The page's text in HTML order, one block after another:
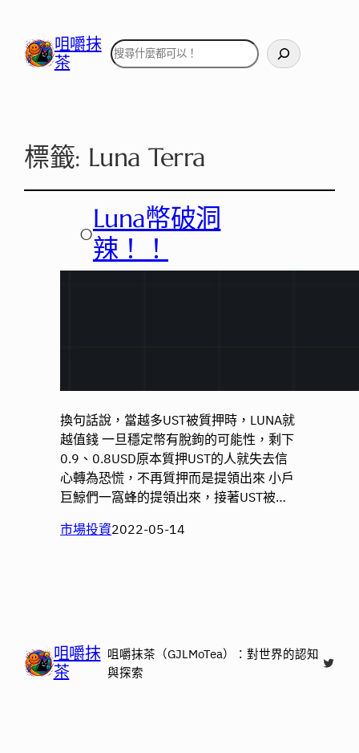
咀嚼抹
茶
搜
尋
標籤: Luna Terra
○Luna幣破洞
辣！！
換句話說，當越多UST被質押時，LUNA就
越值錢 一旦穩定幣有脫鉤的可能性，剩下
0.9、0.8USD原本質押UST的人就失去信
心轉為恐慌，不再質押而是提領出來 小戶
巨鯨們一窩蜂的提領出來，接著UST被…
市場投資2022-05-14
咀嚼抹
茶
咀嚼抹茶（GJLMoTea）：對世界的認知
與探索
X